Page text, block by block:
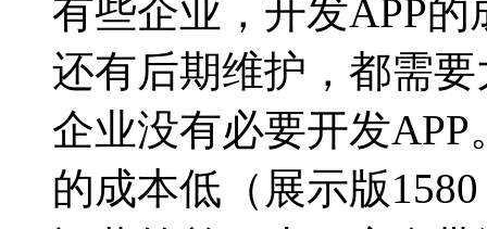
有些企业，开发APP
还有后期维护，都需
企业没有必要开发
的成本低（展示版